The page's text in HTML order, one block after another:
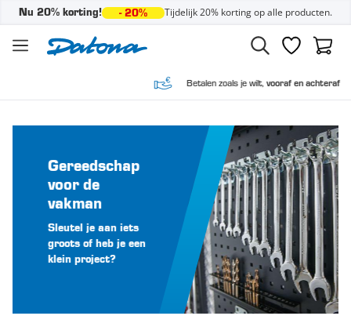
Nu 20% korting! - 20% Tijdelijk 20% korting op alle producten.
Verlanglijst
Betalen zoals je wilt,vooraf en achteraf
Gereedschap
voor de
vakman
Sleutel je aan iets
groots of heb je een
klein project?